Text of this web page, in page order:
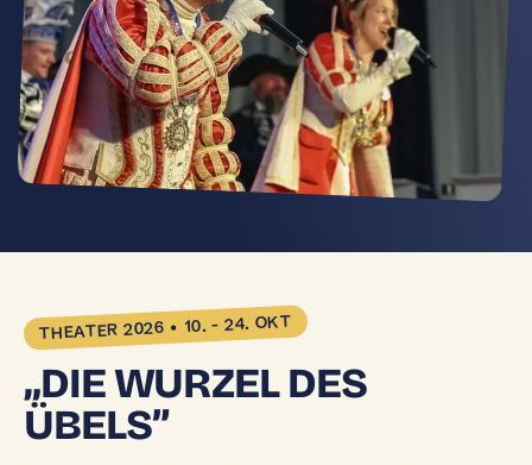
THEATER 2026 • 10. - 24. OKT
„DIE WURZEL DES
ÜBELS”